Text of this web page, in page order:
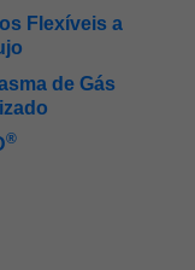
Flexíveis a
de Gás
®